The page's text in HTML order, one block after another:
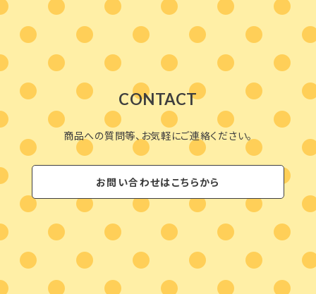
CONTACT
商品への質問等、お気軽にご連絡ください。
お問い合わせはこちらから